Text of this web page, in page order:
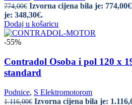
774,00€ Izvorna cijena bila je:
je: 348,30€.
Dodaj u košaricu
-55%
Contradol Osoba i pol 120 x
standard
Podnice, S Elektromotorom
1.116,00€ Izvorna cijena bila je: